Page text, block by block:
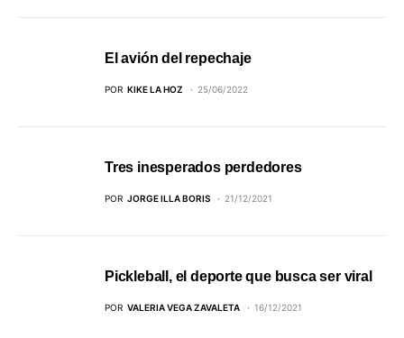
El avión del repechaje
POR KIKE LA HOZ 25/06/2022
Tres inesperados perdedores
POR JORGE ILLA BORIS 21/12/2021
Pickleball, el deporte que busca ser viral
POR VALERIA VEGA ZAVALETA 16/12/2021